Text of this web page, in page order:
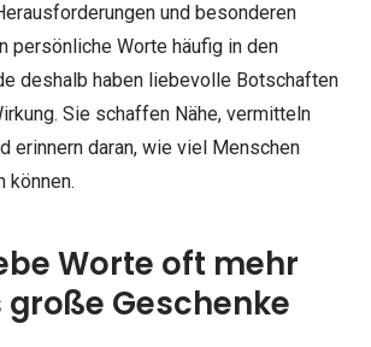
und besonderen
persönliche Worte häufig in den
deshalb haben liebevolle Botschaften
Sie schaffen Nähe, vermitteln
erinnern daran, wie viel Menschen
können.
Worte oft mehr
Geschenke